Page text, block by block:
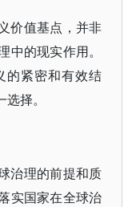
价值基点，并非
的现实作用。
的紧密和有效结
择。
治理的前提和质
实国家在全球治